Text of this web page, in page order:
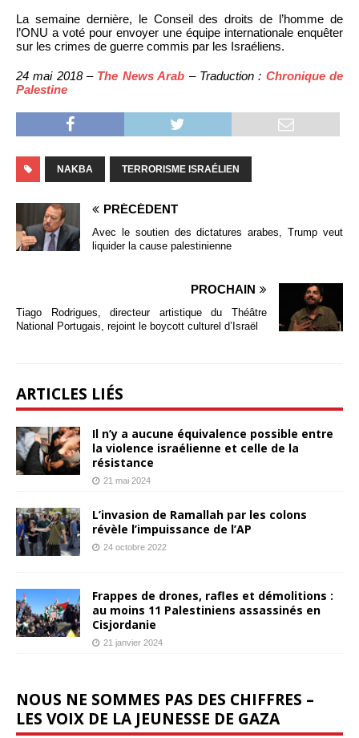
La semaine dernière, le Conseil des droits de l’homme de
l’ONU a voté pour envoyer une équipe internationale enquêter
sur les crimes de guerre commis par les Israéliens.
24 mai 2018 – The News Arab – Traduction : Chronique de
Palestine
NAKBA TERRORISME ISRAÉLIEN
PRÉCÉDENT
Avec le soutien des dictatures arabes, Trump veut
liquider la cause palestinienne
PROCHAIN
Tiago Rodrigues, directeur artistique du Théâtre
National Portugais, rejoint le boycott culturel d’Israël
ARTICLES LIÉS
Il n’y a aucune équivalence possible entre
la violence israélienne et celle de la
résistance
21 mai 2024
L’invasion de Ramallah par les colons
révèle l’impuissance de l’AP
24 octobre 2022
Frappes de drones, rafles et démolitions :
au moins 11 Palestiniens assassinés en
Cisjordanie
21 janvier 2024
NOUS NE SOMMES PAS DES CHIFFRES –
LES VOIX DE LA JEUNESSE DE GAZA